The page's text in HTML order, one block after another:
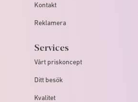
Kontakt
Reklamera
Services
Vårt priskoncept
Ditt besök
Kvalitet